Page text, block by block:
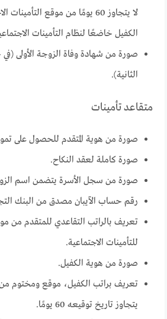
لا يتجاوز 60 يومًا من موقع
الكفيل خاضعًا لنظام التأمينات
صورة من شهادة وفاة الزوجة الأولى (في
الثانية).
متقاعد تأمينات
صورة من هوية المتقدم للحصول على
صورة كاملة لعقد النكاح.
صورة من سجل الأسرة يتضمن اسم
رقم حساب الآيبان مصدق من البنك
تعريف بالراتب التقاعدي للمتقدم من
للتأمينات الاجتماعية.
صورة من هوية الكفيل.
تعريف براتب الكفيل، موقع ومختوم
يتجاوز تاريخ توقيعه 60 يومًا.